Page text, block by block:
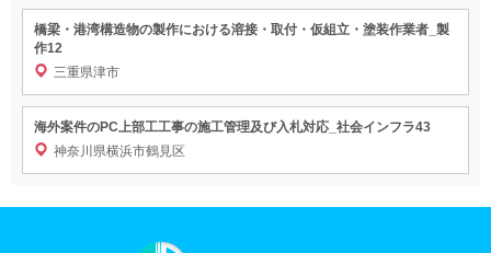
橋梁・港湾構造物の製作における溶接・取付・仮組立・塗装作業者_製
作12
三重県津市
海外案件のPC上部工工事の施工管理及び入札対応_社会インフラ43
神奈川県横浜市鶴見区